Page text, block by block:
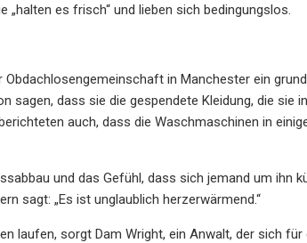
es frisch“ und lieben sich bedingungslos.
in Manchester ein
sagen, dass sie die gespendete Kleidung, die sie
auch, dass die Waschmaschinen in
und das Gefühl, dass sich jemand um ihn
sagt: „Es ist unglaublich herzerwärmend.“
laufen, sorgt Dam Wright, ein Anwalt, der sich